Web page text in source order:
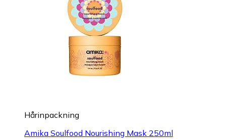
Hårinpackning
Amika Soulfood Nourishing Mask 250ml